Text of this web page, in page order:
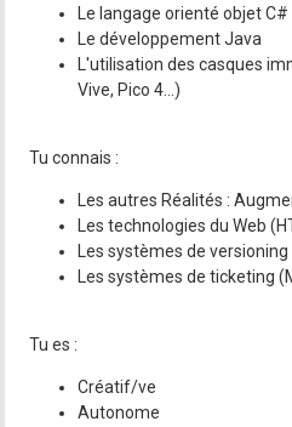
Le langage orienté objet C#
Le développement Java
L'utilisation des casques
Vive, Pico 4...)
Tu connais :
Les autres Réalités :
Les technologies du Web
Les systèmes de versioning
Les systèmes de ticketing
Tu es :
Créatif/ve
Autonome